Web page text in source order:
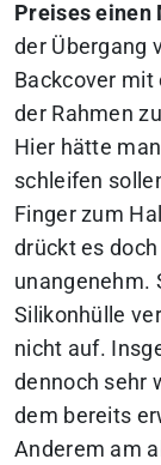
Preises
der Übergang
Backcover
der Rahmen
Hier hätte
schleifen
Finger zum
drückt es
unangenehm.
Silikonhülle
nicht auf.
dennoch sehr
dem bereits
Anderem am